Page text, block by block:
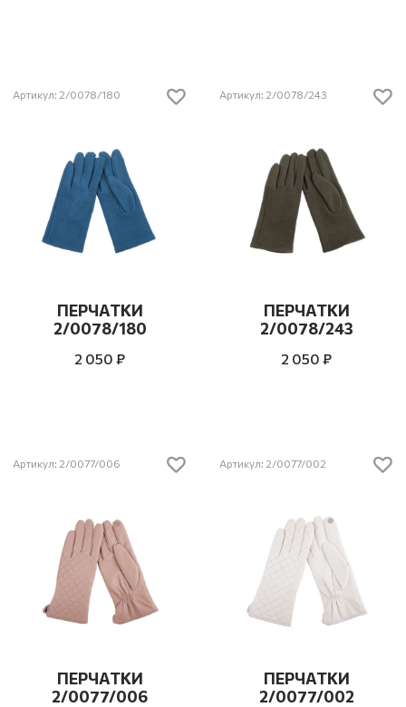
Артикул: 2/0078/180
ПЕРЧАТКИ
2/0078/180
2 050 ₽
Артикул: 2/0078/243
ПЕРЧАТКИ
2/0078/243
2 050 ₽
Артикул: 2/0077/006
ПЕРЧАТКИ
2/0077/006
Артикул: 2/0077/002
ПЕРЧАТКИ
2/0077/002